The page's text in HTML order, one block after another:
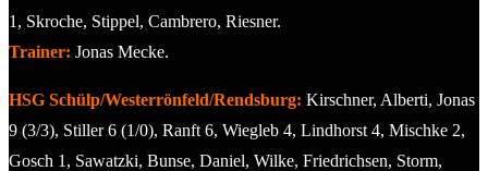
1, Skroche, Stippel, Cambrero, Riesner.
Trainer: Jonas Mecke.
HSG Schülp/Westerrönfeld/Rendsburg: Kirschner, Alberti, Jonas
9 (3/3), Stiller 6 (1/0), Ranft 6, Wiegleb 4, Lindhorst 4, Mischke 2,
Gosch 1, Sawatzki, Bunse, Daniel, Wilke, Friedrichsen, Storm,